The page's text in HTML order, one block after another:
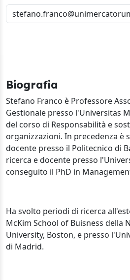
Biografia
Stefano Franco è Professore
Gestionale presso l'Universitas
del corso di Responsabilità e
organizzazioni. In precedenza è
docente presso il Politecnico di
ricerca e docente presso
conseguito il PhD in
Ha svolto periodi di ricerca
McKim School of Buisness della
University, Boston, e presso
di Madrid.